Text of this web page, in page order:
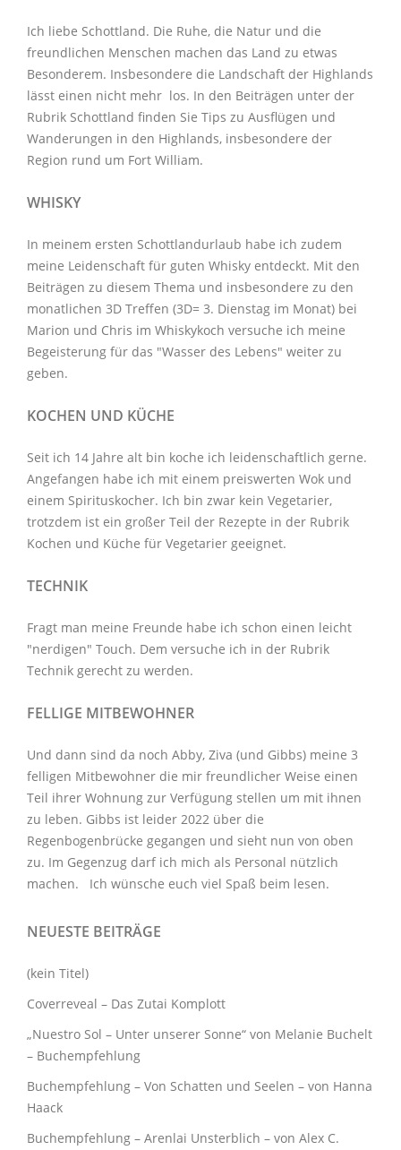
Ich liebe Schottland. Die Ruhe, die Natur und die
freundlichen Menschen machen das Land zu etwas
Besonderem. Insbesondere die Landschaft der Highlands
lässt einen nicht mehr los. In den Beiträgen unter der
Rubrik Schottland finden Sie Tips zu Ausflügen und
Wanderungen in den Highlands, insbesondere der
Region rund um Fort William.
WHISKY
In meinem ersten Schottlandurlaub habe ich zudem
meine Leidenschaft für guten Whisky entdeckt. Mit den
Beiträgen zu diesem Thema und insbesondere zu den
monatlichen 3D Treffen (3D= 3. Dienstag im Monat) bei
Marion und Chris im Whiskykoch versuche ich meine
Begeisterung für das "Wasser des Lebens" weiter zu
geben.
KOCHEN UND KÜCHE
Seit ich 14 Jahre alt bin koche ich leidenschaftlich gerne.
Angefangen habe ich mit einem preiswerten Wok und
einem Spirituskocher. Ich bin zwar kein Vegetarier,
trotzdem ist ein großer Teil der Rezepte in der Rubrik
Kochen und Küche für Vegetarier geeignet.
TECHNIK
Fragt man meine Freunde habe ich schon einen leicht
"nerdigen" Touch. Dem versuche ich in der Rubrik
Technik gerecht zu werden.
FELLIGE MITBEWOHNER
Und dann sind da noch Abby, Ziva (und Gibbs) meine 3
felligen Mitbewohner die mir freundlicher Weise einen
Teil ihrer Wohnung zur Verfügung stellen um mit ihnen
zu leben. Gibbs ist leider 2022 über die
Regenbogenbrücke gegangen und sieht nun von oben
zu. Im Gegenzug darf ich mich als Personal nützlich
machen. Ich wünsche euch viel Spaß beim lesen.
NEUESTE BEITRÄGE
(kein Titel)
Coverreveal – Das Zutai Komplott
„Nuestro Sol – Unter unserer Sonne“ von Melanie Buchelt
– Buchempfehlung
Buchempfehlung – Von Schatten und Seelen – von Hanna
Haack
Buchempfehlung – Arenlai Unsterblich – von Alex C.